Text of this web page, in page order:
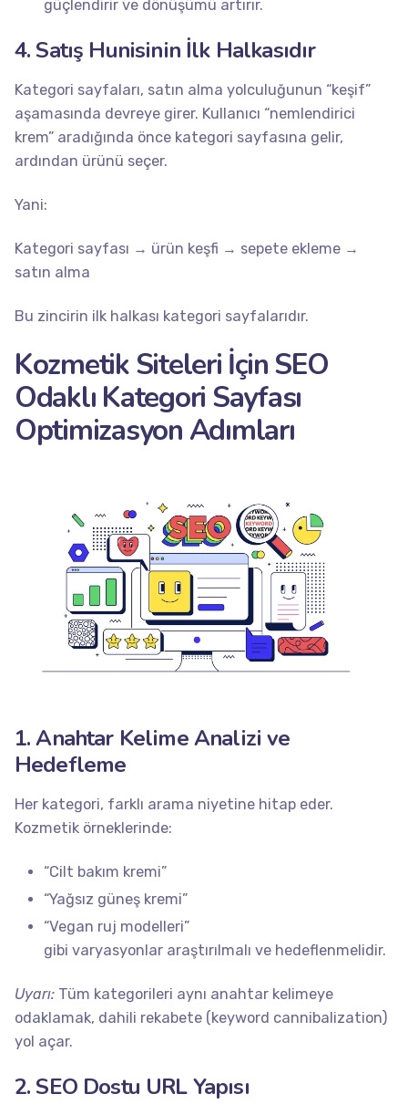
güçlendirir ve dönüşümü artırır.
4. Satış Hunisinin İlk Halkasıdır
Kategori sayfaları, satın alma yolculuğunun “keşif”
aşamasında devreye girer. Kullanıcı “nemlendirici
krem” aradığında önce kategori sayfasına gelir,
ardından ürünü seçer.
Yani:
Kategori sayfası → ürün keşfi → sepete ekleme →
satın alma
Bu zincirin ilk halkası kategori sayfalarıdır.
Kozmetik Siteleri İçin SEO
Odaklı Kategori Sayfası
Optimizasyon Adımları
1. Anahtar Kelime Analizi ve
Hedefleme
Her kategori, farklı arama niyetine hitap eder.
Kozmetik örneklerinde:
“Cilt bakım kremi”
“Yağsız güneş kremi”
“Vegan ruj modelleri”
gibi varyasyonlar araştırılmalı ve hedeflenmelidir.
Uyarı: Tüm kategorileri aynı anahtar kelimeye
odaklamak, dahili rekabete (keyword cannibalization)
yol açar.
2. SEO Dostu URL Yapısı